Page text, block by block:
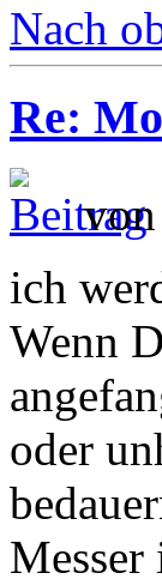
Nach
Re:
von
ich
Wenn
oder
Messer